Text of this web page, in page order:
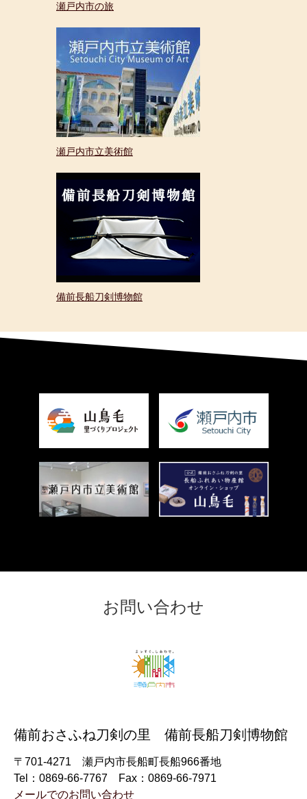
瀬戸内市の旅
瀬戸内市立美術館
備前長船刀剣博物館
外
部
リ
ン
＞
お問い合わせ
備前おさふね刀剣の里 備前長船刀剣博物館
〒701-4271 瀬戸内市長船町長船966番地
Tel：0869-66-7767 Fax：0869-66-7971
メールでのお問い合わせ